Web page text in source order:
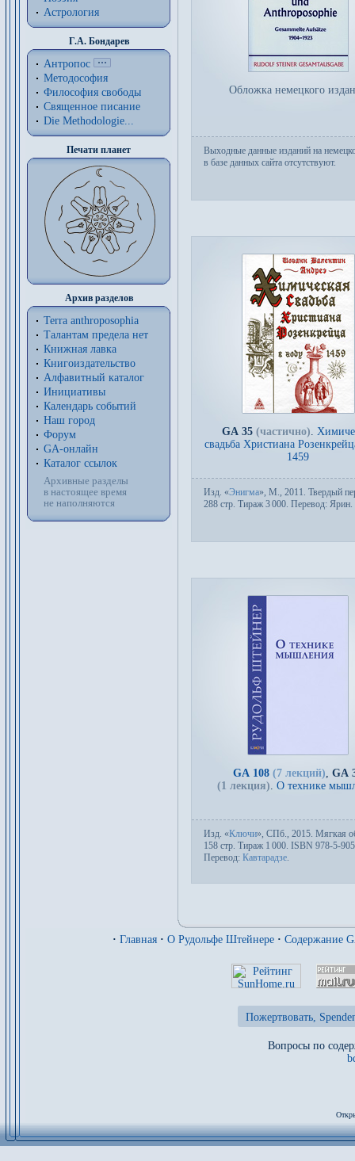
Астрология
Г.А. Бондарев
Антропос
Методософия
Философия cвободы
Священное писание
Die Methodologie...
Печати планет
Архив разделов
Terra anthroposophia
Талантам предела нет
Книжная лавка
Книгоиздательство
Алфавитный каталог
Инициативы
Календарь событий
Наш город
Форум
GA-онлайн
Каталог ссылок
Архивные разделы
в настоящее время
не наполняются
Обложка немецкого
Выходные данные изданий на
в базе данных сайта отсутствуют.
GA 35 (частично)
свадьба Христиана
1459
Изд. «Энигма», М., 2011. Твер­дый
288 стр. Тираж 3000. Пере­вод: Ярин.
GA 108 (7 лекций) GA
(1 лекция) О технике
Изд. «Ключи», СПб., 2015. Мяг­кая
158 стр. Тираж 1 000. ISBN 978-5-
Пере­вод: Кавтарадзе.
· Главная · О Рудольфе Штейнере · Содержание
Пожертвовать,
Вопросы по